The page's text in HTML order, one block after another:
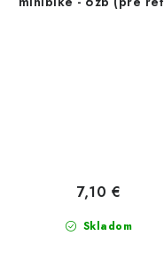
Skladom
7,10 €